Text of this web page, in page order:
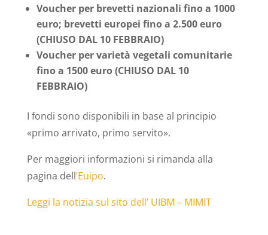
Voucher per brevetti nazionali fino a 1000
euro; brevetti europei fino a 2.500 euro
(CHIUSO DAL 10 FEBBRAIO)
Voucher per varietà vegetali comunitarie
fino a 1500 euro (CHIUSO DAL 10
FEBBRAIO)
I fondi sono disponibili in base al principio
«primo arrivato, primo servito».
Per maggiori informazioni si rimanda alla
pagina dell’Euipo.
Leggi la notizia sul sito dell’ UIBM – MIMIT